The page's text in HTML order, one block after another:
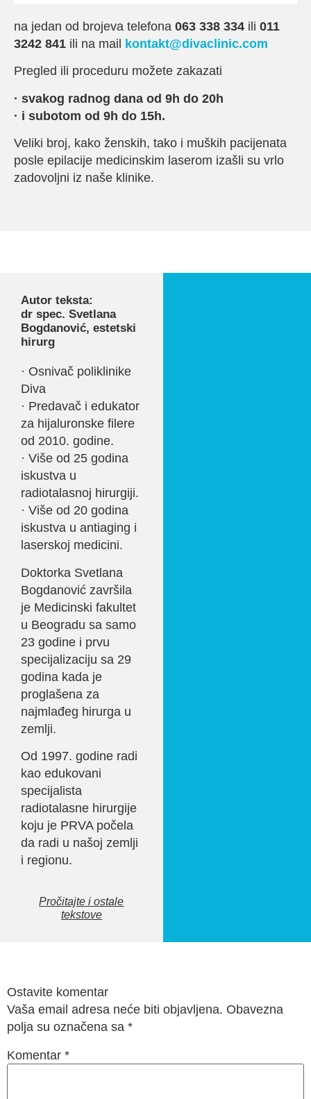
na jedan od brojeva telefona 063 338 334 ili 011
3242 841 ili na mail kontakt@divaclinic.com
Pregled ili proceduru možete zakazati
· svakog radnog dana od 9h do 20h
· i subotom od 9h do 15h.
Veliki broj, kako ženskih, tako i muških pacijenata
posle epilacije medicinskim laserom izašli su vrlo
zadovoljni iz naše klinike.
Autor teksta:
dr spec. Svetlana
Bogdanović, estetski
hirurg
· Osnivač poliklinike
Diva
· Predavač i edukator
za hijaluronske filere
od 2010. godine.
· Više od 25 godina
iskustva u
radiotalasnoj hirurgiji.
· Više od 20 godina
iskustva u antiaging i
laserskoj medicini.
Doktorka Svetlana
Bogdanović završila
je Medicinski fakultet
u Beogradu sa samo
23 godine i prvu
specijalizaciju sa 29
godina kada je
proglašena za
najmlađeg hirurga u
zemlji.
Od 1997. godine radi
kao edukovani
specijalista
radiotalasne hirurgije
koju je PRVA počela
da radi u našoj zemlji
i regionu.
Pročitajte i ostale
tekstove
Ostavite komentar
Vaša email adresa neće biti objavljena. Obavezna
polja su označena sa *
Komentar *